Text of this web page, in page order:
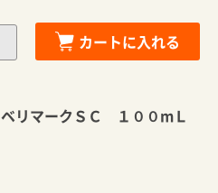
カートに入れる
ベリマークＳＣ １００mＬ